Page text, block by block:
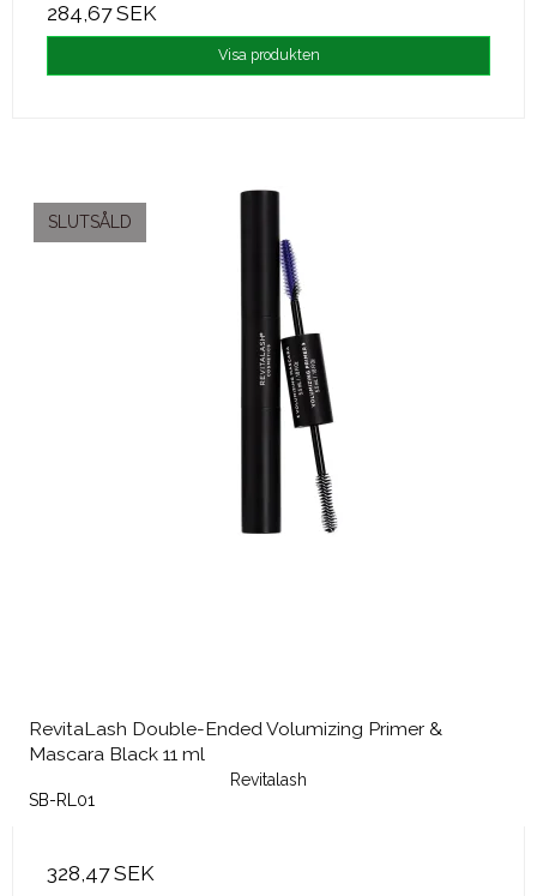
284,67 SEK
Visa produkten
SLUTSÅLD
RevitaLash Double-Ended Volumizing Primer &
Mascara Black 11 ml
Revitalash
SB-RL01
328,47 SEK